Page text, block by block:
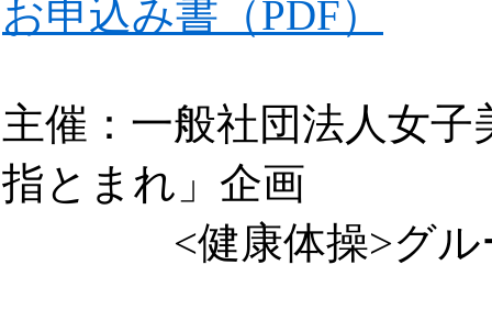
お申込み書（PDF）
主催：一般社団法人女
指とまれ」企画
<健康体操>グル